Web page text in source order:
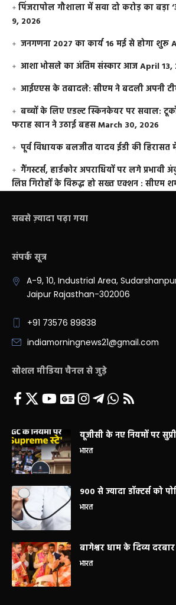
​पिंजरापोल गौशाला में सवा दो करोड़ का बड़ा
9, 2026
जनगणना 2027 का कार्य 16 मई से होगा शुरू
आशा भोसले का अंतिम संस्कार आजApril 13,
आईएएस के तबादले: सीएम ने बदली अपनी
बच्चों के लिए एडल्ट स्किनकेयर पर सवाल:
फराह खान ने उठाई बहसMarch 30, 2026
पूर्व विधायक बलजीत यादव ईडी की हिरासत
गैंगस्टर्स, हार्डकोर अपराधियों पर लगे
लिप्त गिरोहों के विरूद्ध हो सख्त एक्शन : सीएम
सबसे ज़्यादा पढ़ा गया
संपर्क सूत्र
A-9, 10, Industrial Area,
Jaipur Rajasthan-302006
+91 73576 89838
indiamorningnews21@gmail.com
सोशल मीडिया चैनल से जुड़े
यूजीसी के नए नियमों पर
भारत
900 से ज्यादा डॉक्टर्स को
भारत
बागेश्वर धाम के दिव्य
भारत